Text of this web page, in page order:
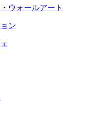
ウォールアート
ン